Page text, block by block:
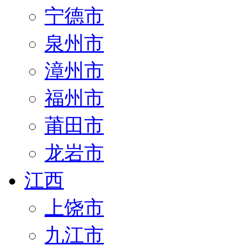
宁德市
泉州市
漳州市
福州市
莆田市
龙岩市
江西
上饶市
九江市